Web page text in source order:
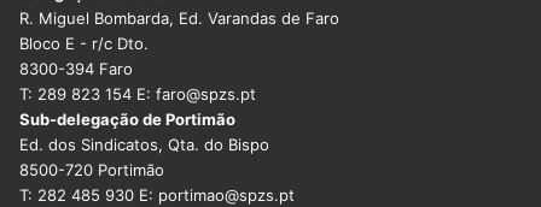
R. Miguel Bombarda, Ed. Varandas de Faro
Bloco E - r/c Dto.
8300-394 Faro
T: 289 823 154 E: faro@spzs.pt
Sub-delegação de Portimão
Ed. dos Sindicatos, Qta. do Bispo
8500-720 Portimão
T: 282 485 930 E: portimao@spzs.pt